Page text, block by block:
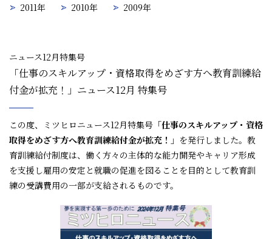
ニュース12月特集号
「仕事のスキルアップ・資格取得をめざす方へ教育訓練給
付金が拡充！」ニュース12月 特集号
この度、ミツヒロニュース12月特集号 「仕事のスキルアップ・資格
取得をめざす方へ教育訓練給付金が拡充！」 を発行しました。教
育訓練給付制度は、働く方々の主体的な能力開発やキャリア形成
を支援し雇用の安定と就職の促進を図ることを目的として教育訓
練の受講費用の一部が支給されるものです。
2011年
2010年 2009年